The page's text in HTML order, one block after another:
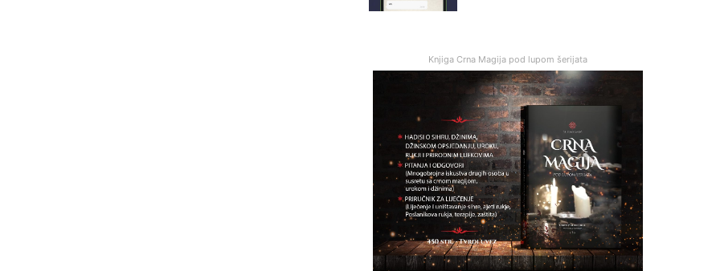
Knjiga Crna Magija pod lupom šerijata